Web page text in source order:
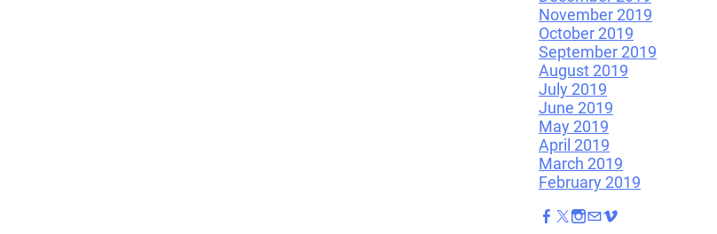
November 2019
October 2019
September 2019
August 2019
July 2019
June 2019
May 2019
April 2019
March 2019
February 2019